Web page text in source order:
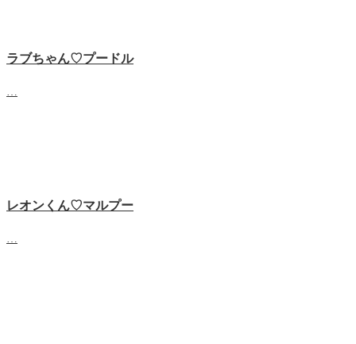
ラブちゃん♡プードル
レオンくん♡マルプー